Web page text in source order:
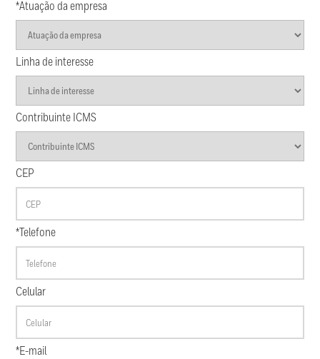
*Atuação da empresa
Linha de interesse
Contribuinte ICMS
CEP
*Telefone
Celular
*E-mail